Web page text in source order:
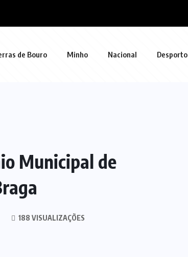
de Bouro Minho Nacional Desporto
Municipal de
188 VISUALIZAÇÕES